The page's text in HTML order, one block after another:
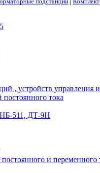
, устройств управления
тока
НБ-511, ДТ-9Н
и переменного